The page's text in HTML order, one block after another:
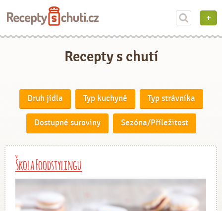
Recepty s chutí
Druh jídla Typ kuchyně Typ strávníka
Dostupné suroviny Sezóna/Příležitost
Škola Foodstylingu